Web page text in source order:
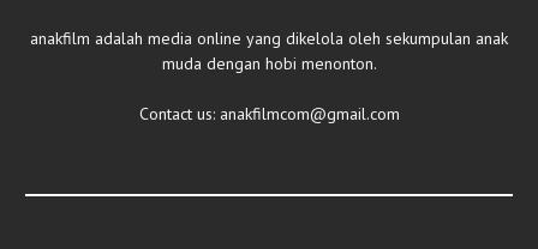
anakfilm adalah media online yang dikelola oleh sekumpulan anak
muda dengan hobi menonton.
Contact us: anakfilmcom@gmail.com